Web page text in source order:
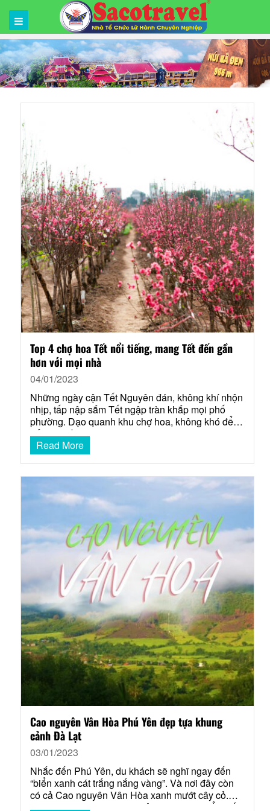
Top 4 chợ hoa Tết nổi tiếng, mang Tết đến gần
hơn với mọi nhà
04/01/2023
Những ngày cận Tết Nguyên đán, không khí nhộn
nhịp, tấp nập sắm Tết ngập tràn khắp mọi phố
phường. Dạo quanh khu chợ hoa, không khó để
bắt gặp cảnh người dân lái xe máy ngược xuôi
chở mai, đào về chưng. Dưới đây là Top 4 chợ hoa
Tết Quý Mão nhộn nhịp…
Read More
Cao nguyên Vân Hòa Phú Yên đẹp tựa khung
cảnh Đà Lạt
03/01/2023
Nhắc đến Phú Yên, du khách sẽ nghĩ ngay đến
“biển xanh cát trắng nắng vàng”. Và nơi đây còn
có cả Cao nguyên Vân Hòa xanh mướt cây cỏ.
Được ví như “Đà Lạt thu nhỏ”, nơi đây là điểm đến